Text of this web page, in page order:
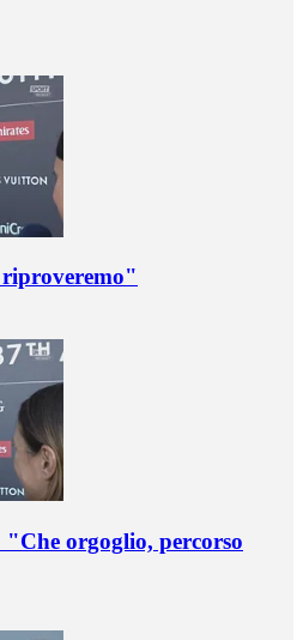
orgoglio, percorso